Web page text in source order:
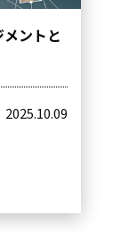
ントと
2025.10.09